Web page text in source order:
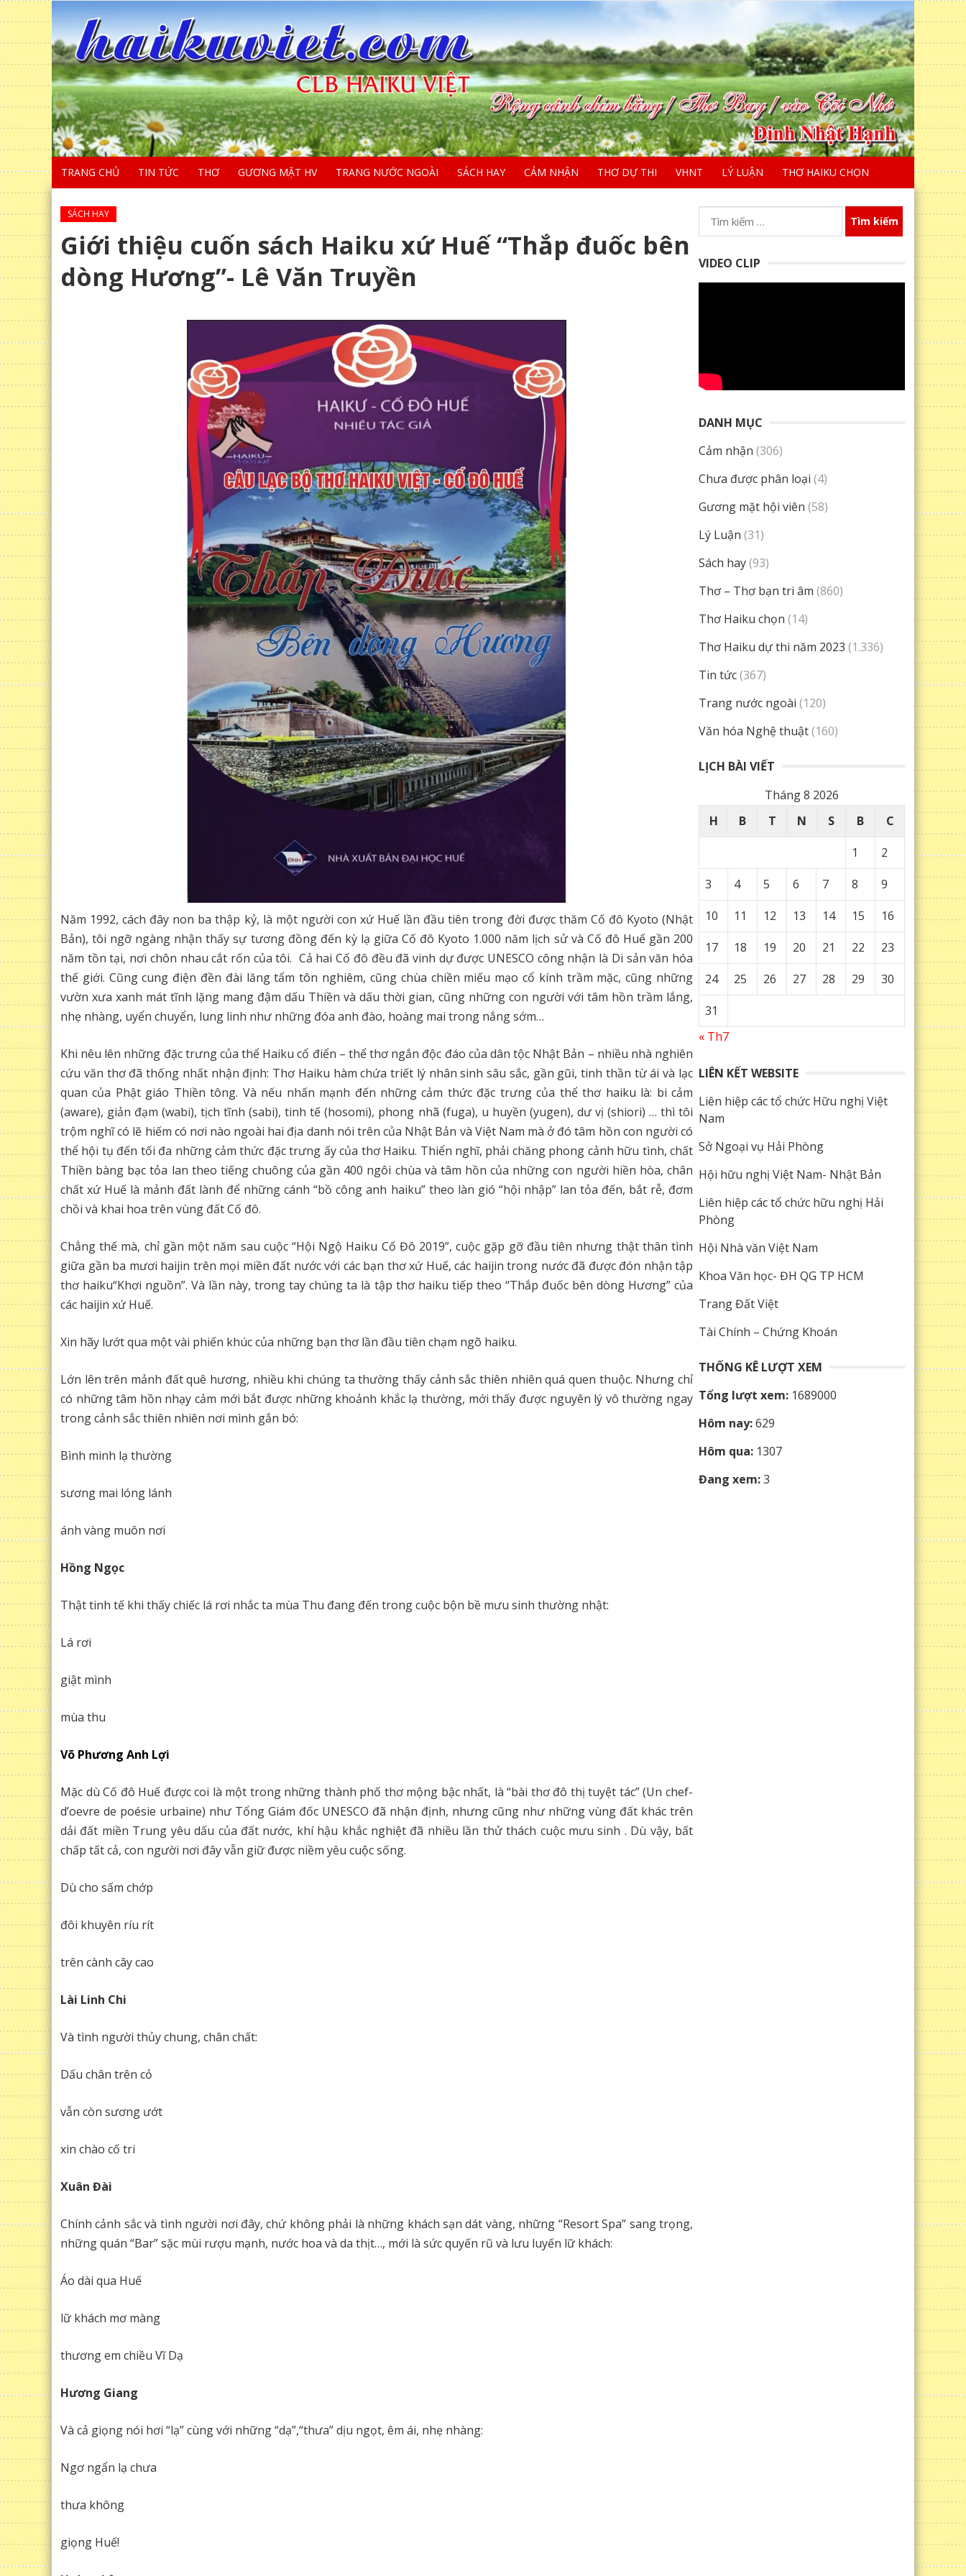
TRANG CHỦ TIN TỨC THƠ GƯƠNG MẶT HV TRANG NƯỚC NGOÀI SÁCH HAY CẢM NHẬN THƠ DỰ THI VHNT LÝ LUẬN THƠ HAIKU CHỌN
SÁCH HAY
Giới thiệu cuốn sách Haiku xứ Huế “Thắp đuốc bên
dòng Hương”- Lê Văn Truyền
Năm 1992, cách đây non ba thập kỷ, là một người con xứ Huế lần đầu tiên trong đời được thăm Cố đô Kyoto (Nhật
Bản), tôi ngỡ ngàng nhận thấy sự tương đồng đến kỳ lạ giữa Cố đô Kyoto 1.000 năm lịch sử và Cố đô Huế gần 200
năm tồn tại, nơi chôn nhau cắt rốn của tôi. Cả hai Cố đô đều đã vinh dự được UNESCO công nhận là Di sản văn hóa
thế giới. Cũng cung điện đền đài lăng tẩm tôn nghiêm, cũng chùa chiền miếu mạo cổ kính trầm mặc, cũng những
vườn xưa xanh mát tĩnh lặng mang đậm dấu Thiền và dấu thời gian, cũng những con người với tâm hồn trầm lắng,
nhẹ nhàng, uyển chuyển, lung linh như những đóa anh đào, hoàng mai trong nắng sớm…
Khi nêu lên những đặc trưng của thể Haiku cổ điển – thể thơ ngắn độc đáo của dân tộc Nhật Bản – nhiều nhà nghiên
cứu văn thơ đã thống nhất nhận định: Thơ Haiku hàm chứa triết lý nhân sinh sâu sắc, gần gũi, tinh thần từ ái và lạc
quan của Phật giáo Thiền tông. Và nếu nhấn mạnh đến những cảm thức đặc trưng của thể thơ haiku là: bi cảm
(aware), giản đạm (wabi), tịch tĩnh (sabi), tinh tế (hosomi), phong nhã (fuga), u huyền (yugen), dư vị (shiori) … thì tôi
trộm nghĩ có lẽ hiếm có nơi nào ngoài hai địa danh nói trên của Nhật Bản và Việt Nam mà ở đó tâm hồn con người có
thể hội tụ đến tối đa những cảm thức đặc trưng ấy của thơ Haiku. Thiển nghĩ, phải chăng phong cảnh hữu tình, chất
Thiền bàng bạc tỏa lan theo tiếng chuông của gần 400 ngôi chùa và tâm hồn của những con người hiền hòa, chân
chất xứ Huế là mảnh đất lành để những cánh “bồ công anh haiku” theo làn gió “hội nhập” lan tỏa đến, bắt rễ, đơm
chồi và khai hoa trên vùng đất Cố đô.
Chẳng thế mà, chỉ gần một năm sau cuộc “Hội Ngộ Haiku Cố Đô 2019”, cuộc gặp gỡ đầu tiên nhưng thật thân tình
giữa gần ba mươi haijin trên mọi miền đất nước với các bạn thơ xứ Huế, các haijin trong nước đã được đón nhận tập
thơ haiku“Khơi nguồn”. Và lần này, trong tay chúng ta là tập thơ haiku tiếp theo “Thắp đuốc bên dòng Hương” của
các haijin xứ Huế.
Xin hãy lướt qua một vài phiến khúc của những bạn thơ lần đầu tiên chạm ngõ haiku.
Lớn lên trên mảnh đất quê hương, nhiều khi chúng ta thường thấy cảnh sắc thiên nhiên quá quen thuộc. Nhưng chỉ
có những tâm hồn nhạy cảm mới bắt được những khoảnh khắc lạ thường, mới thấy được nguyên lý vô thường ngay
trong cảnh sắc thiên nhiên nơi mình gắn bó:
Bình minh lạ thường
sương mai lóng lánh
ánh vàng muôn nơi
Hồng Ngọc
Thật tinh tế khi thấy chiếc lá rơi nhắc ta mùa Thu đang đến trong cuộc bộn bề mưu sinh thường nhật:
Lá rơi
giật mình
mùa thu
Võ Phương Anh Lợi
Mặc dù Cố đô Huế được coi là một trong những thành phố thơ mộng bậc nhất, là “bài thơ đô thị tuyệt tác” (Un chef-
d’oevre de poésie urbaine) như Tổng Giám đốc UNESCO đã nhận định, nhưng cũng như những vùng đất khác trên
dải đất miền Trung yêu dấu của đất nước, khí hậu khắc nghiệt đã nhiều lần thử thách cuộc mưu sinh . Dù vậy, bất
chấp tất cả, con người nơi đây vẫn giữ được niềm yêu cuộc sống.
Dù cho sấm chớp
đôi khuyên ríu rít
trên cành cây cao
Lài Linh Chi
Và tình người thủy chung, chân chất:
Dấu chân trên cỏ
vẫn còn sương ướt
xin chào cố tri
Xuân Đài
Chính cảnh sắc và tình người nơi đây, chứ không phải là những khách sạn dát vàng, những “Resort Spa” sang trọng,
những quán “Bar” sặc mùi rượu mạnh, nước hoa và da thịt…, mới là sức quyến rũ và lưu luyến lữ khách:
Áo dài qua Huế
lữ khách mơ màng
thương em chiều Vĩ Dạ
Hương Giang
Và cả giọng nói hơi “lạ” cùng với những “dạ”,“thưa” dịu ngọt, êm ái, nhẹ nhàng:
Ngơ ngẩn lạ chưa
thưa không
giọng Huế!
Tìm
kiếm
VIDEO CLIP
DANH MỤC
Cảm nhận (306)
Chưa được phân loại (4)
Gương mặt hội viên (58)
Lý Luận (31)
Sách hay(93)
Thơ – Thơ bạn tri âm (860)
Thơ Haiku chọn (14)
Thơ Haiku dự thi năm 2023 (1.336)
Tin tức(367)
Trang nước ngoài (120)
Văn hóa Nghệ thuật(160)
LỊCH BÀI VIẾT
Tháng 8 2026
H
B T N S B
C
1
2
3
4 5 6 7 8
9
10
11 12 13 14 15
16
17
18 19 20 21 22
23
24
25 26 27 28 29
30
31
« Th7
LIÊN KẾT WEBSITE
Liên hiệp các tổ chức Hữu nghị Việt
Nam
Sở Ngoại vụ Hải Phòng
Hội hữu nghị Việt Nam- Nhật Bản
Liên hiệp các tổ chức hữu nghị Hải
Phòng
Hội Nhà văn Việt Nam
Khoa Văn học- ĐH QG TP HCM
Trang Đất Việt
Tài Chính – Chứng Khoán
THỐNG KÊ LƯỢT XEM
Tổng lượt xem: 1689000
Hôm nay:629
Hôm qua: 1307
Đang xem:3